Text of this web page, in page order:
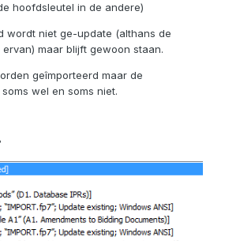
hoofdsleutel in de andere)
wordt niet ge-update (althans de
maar blijft gewoon staan.
geîmporteerd maar de
wel en soms niet.